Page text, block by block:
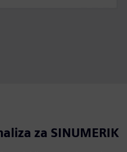
za SINUMERIK